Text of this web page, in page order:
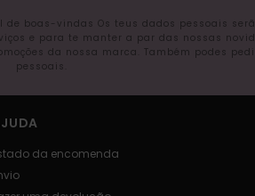
vindas Os teus dados pessoais serão
e para te manter a par das nossas
da nossa marca. Também podes
pessoais.
da encomenda